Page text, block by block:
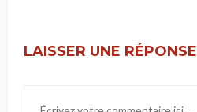
LAISSER UNE RÉPONSE